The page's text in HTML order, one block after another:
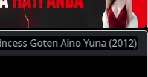
Aino Yuna (2012) |